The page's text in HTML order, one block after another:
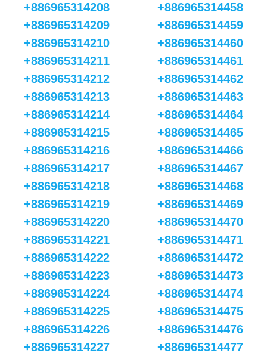
+886965314208
+886965314209
+886965314210
+886965314211
+886965314212
+886965314213
+886965314214
+886965314215
+886965314216
+886965314217
+886965314218
+886965314219
+886965314220
+886965314221
+886965314222
+886965314223
+886965314224
+886965314225
+886965314226
+886965314227
+886965314458
+886965314459
+886965314460
+886965314461
+886965314462
+886965314463
+886965314464
+886965314465
+886965314466
+886965314467
+886965314468
+886965314469
+886965314470
+886965314471
+886965314472
+886965314473
+886965314474
+886965314475
+886965314476
+886965314477